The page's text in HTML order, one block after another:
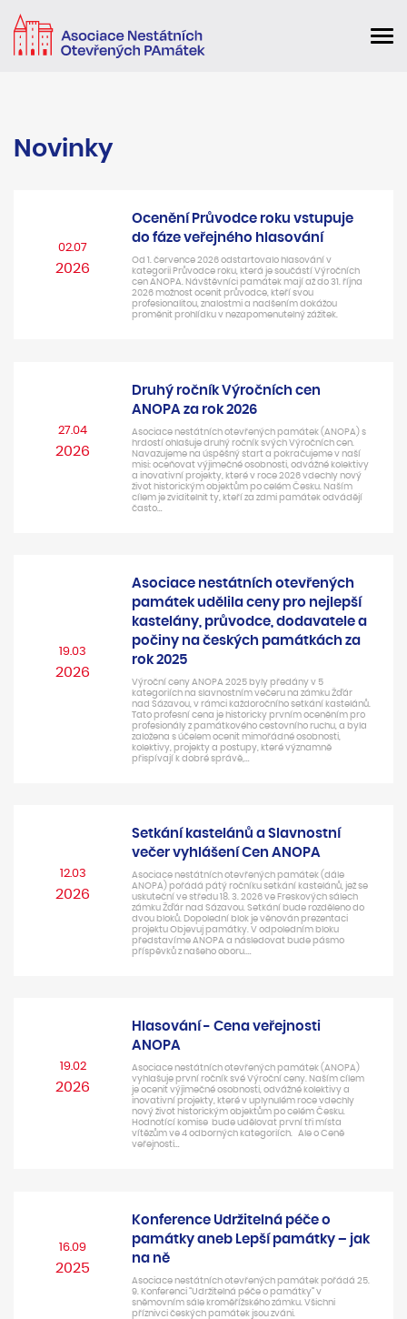
Novinky
02.07
2026
Ocenění Průvodce roku vstupuje
do fáze veřejného hlasování
Od 1. července 2026 odstartovalo hlasování v
kategorii Průvodce roku, která je součástí Výročních
cen ANOPA. Návštěvníci památek mají až do 31. října
2026 možnost ocenit průvodce, kteří svou
profesionalitou, znalostmi a nadšením dokážou
proměnit prohlídku v nezapomenutelný zážitek.
27.04
2026
Druhý ročník Výročních cen
ANOPA za rok 2026
Asociace nestátních otevřených památek (ANOPA) s
hrdostí ohlašuje druhý ročník svých Výročních cen.
Navazujeme na úspěšný start a pokračujeme v naší
misi: oceňovat výjimečné osobnosti, odvážné kolektivy
a inovativní projekty, které v roce 2026 vdechly nový
život historickým objektům po celém Česku. Naším
cílem je zviditelnit ty, kteří za zdmi památek odvádějí
často…
19.03
2026
Asociace nestátních otevřených
památek udělila ceny pro nejlepší
kastelány, průvodce, dodavatele a
počiny na českých památkách za
rok 2025
Výroční ceny ANOPA 2025 byly předány v 5
kategoriích na slavnostním večeru na zámku Žďár
nad Sázavou, v rámci každoročního setkání kastelánů.
Tato profesní cena je historicky prvním oceněním pro
profesionály z památkového cestovního ruchu, a byla
založena s účelem ocenit mimořádné osobnosti,
kolektivy, projekty a postupy, které významně
přispívají k dobré správě,…
12.03
2026
Setkání kastelánů a Slavnostní
večer vyhlášení Cen ANOPA
Asociace nestátních otevřených památek (dále
ANOPA) pořádá pátý ročníku setkání kastelánů, jež se
uskuteční ve středu 18. 3. 2026 ve Freskových sálech
zámku Žďár nad Sázavou. Setkání bude rozděleno do
dvou bloků. Dopolední blok je věnován prezentaci
projektu Objevuj památky. V odpoledním bloku
představíme ANOPA a následovat bude pásmo
příspěvků z našeho oboru.…
19.02
2026
Hlasování - Cena veřejnosti
ANOPA
Asociace nestátních otevřených památek (ANOPA)
vyhlašuje první ročník své Výroční ceny. Naším cílem
je ocenit výjimečné osobnosti, odvážné kolektivy a
inovativní projekty, které v uplynulém roce vdechly
nový život historickým objektům po celém Česku.
Hodnotící komise bude udělovat první tři místa
vítězům ve 4 odborných kategoriích. Ale o Ceně
veřejnosti…
16.09
2025
Konference Udržitelná péče o
památky aneb Lepší památky – jak
na ně
Asociace nestátních otevřených památek pořádá 25.
9. Konferenci “Udržitelná péče o památky” v
sněmovním sále kroměřížského zámku. Všichni
příznivci českých památek jsou zváni.